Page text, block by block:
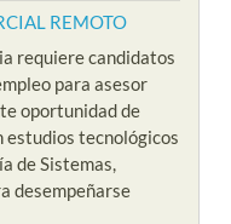
REMOTO
requiere candidatos
para asesor
oportunidad de
estudios tecnológicos
de Sistemas,
desempeñarse